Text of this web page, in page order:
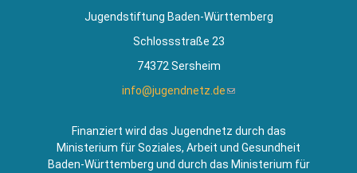
Jugendstiftung Baden-Württemberg
Schlossstraße 23
74372 Sersheim
info@jugendnetz.de(Link
Mail)
Finanziert wird das Jugendnetz durch das
Ministerium für Soziales, Arbeit und Gesundheit
Baden-Württemberg und durch das Ministerium für